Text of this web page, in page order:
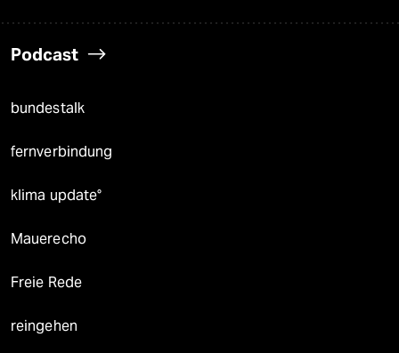
Podcast
bundestalk
fernverbindung
klima update°
Mauerecho
Freie Rede
reingehen